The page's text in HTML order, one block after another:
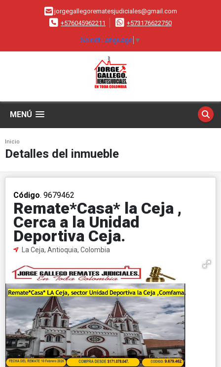
jorgegallegorematesjudiciales@gmail.com
+576045962211
+573176622750
Select Language ▼
MENÚ
Inicio
Detalles del inmueble
Código. 9679462
Remate*Casa* la Ceja ,
Cerca a la Unidad
Deportiva Ceja.
La Ceja, Antioquia, Colombia